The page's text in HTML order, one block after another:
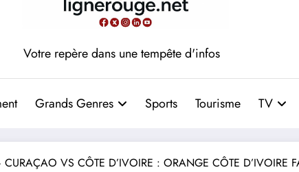
Votre repère dans une tempête d'infos
Grands Genres Sports Tourisme TV
VS CÔTE D’IVOIRE : ORANGE CÔTE D’IVOIRE